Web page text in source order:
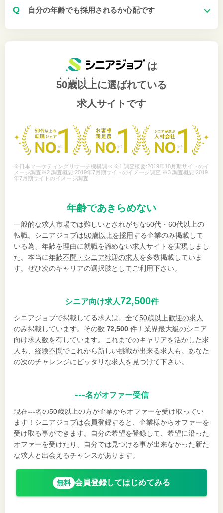
Q 自分の年齢でも採用されるか心配です
は
50歳以上に選ばれている
求人サイトです
※日本マーケティングリサーチ機構調べ ※1 調査概要:2019年10月期サイトのイ
メージ調査※2 調査概要:2019年7月期サイトのイメージ調査 ※3 調査概要:2019
年7月期サイトのイメージ調査
年齢であきらめない
一般的な求人市場では難しいとされがちな50代・60代以上の
転職。シニアジョブは50歳以上を採用する企業のみ掲載して
いる為、年齢を理由に就職を諦めない求人サイトを実現しまし
た。本当に年齢不問・シニア歓迎の求人 を多数掲載していま
す。ぜひ次のキャリアの選択肢としてご利用下さい。
シニア向け求人72,500件
シニアジョブで掲載してる求人は、全て50歳以上歓迎の求人
のみ掲載しています。その数 72,500 件！業界最大級のシニア
向け求人数を有しています。これまでのキャリアを活かした求
人も、 経験不問でこれから新しい挑戦が出来る求人も。あなた
の次のチャレンジにピッタリな求人を見つけて下さい。
---名がオファー受信
現在---名の50歳以上の方が企業からオファーを受け取ってい
ます！シニアジョブは会員登録すると、企業様からオファーを
受け取る事ができます。自分の希望を登録して、希望に沿った
オファーを受けたり、自分では見つける事が出来なかった新た
な求人と出会えるチャンスがあります。
無料 会員登録してはじめてみる